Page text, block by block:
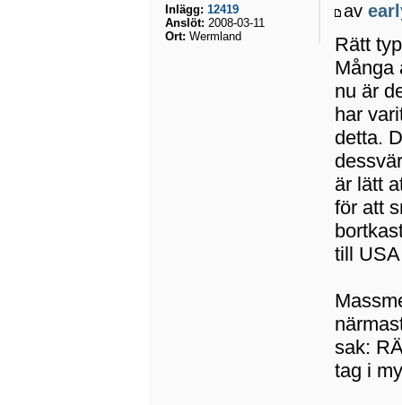
av
Rätt
Många
nu är
har
detta.
är lätt
för att
till
sak:
tag i
Inlägg: 12419
Anslöt: 2008-03-11
Ort: Wermland